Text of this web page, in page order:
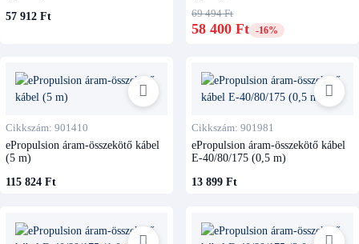
57 912 Ft
69 494 Ft
58 400 Ft -16%
Cikkszám: 901410
ePropulsion áram-összekötő kábel
(5 m)
115 824 Ft
Cikkszám: 901981
ePropulsion áram-összekötő kábel
E-40/80/175 (0,5 m)
13 899 Ft